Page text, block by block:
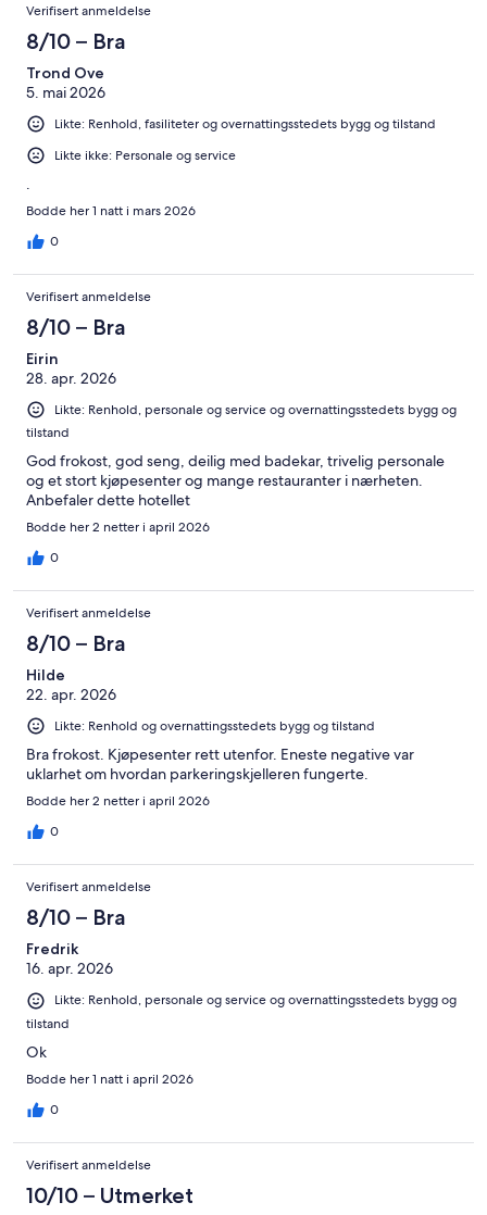
Verifisert anmeldelse
8/10 – Bra
Trond Ove
5. mai 2026
Likte: Renhold, fasiliteter og overnattingsstedets bygg og tilstand
Likte ikke: Personale og service
.
Bodde her 1 natt i mars 2026
0
Verifisert anmeldelse
8/10 – Bra
Eirin
28. apr. 2026
Likte: Renhold, personale og service og overnattingsstedets bygg og
tilstand
God frokost, god seng, deilig med badekar, trivelig personale
og et stort kjøpesenter og mange restauranter i nærheten.
Anbefaler dette hotellet
Bodde her 2 netter i april 2026
0
Verifisert anmeldelse
8/10 – Bra
Hilde
22. apr. 2026
Likte: Renhold og overnattingsstedets bygg og tilstand
Bra frokost. Kjøpesenter rett utenfor. Eneste negative var
uklarhet om hvordan parkeringskjelleren fungerte.
Bodde her 2 netter i april 2026
0
Verifisert anmeldelse
8/10 – Bra
Fredrik
16. apr. 2026
Likte: Renhold, personale og service og overnattingsstedets bygg og
tilstand
Ok
Bodde her 1 natt i april 2026
0
Verifisert anmeldelse
10/10 – Utmerket